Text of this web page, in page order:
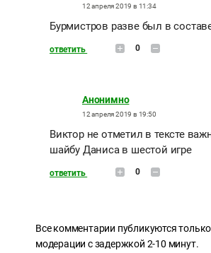
12 апреля 2019 в 11:34
Бурмистров разве был в
ответить 0
Анонимно
12 апреля 2019 в 19:50
Виктор не отметил в тексте
шайбу Даниса в шестой игре
ответить 0
Все комментарии публикуются
модерации с задержкой 2-10 минут.